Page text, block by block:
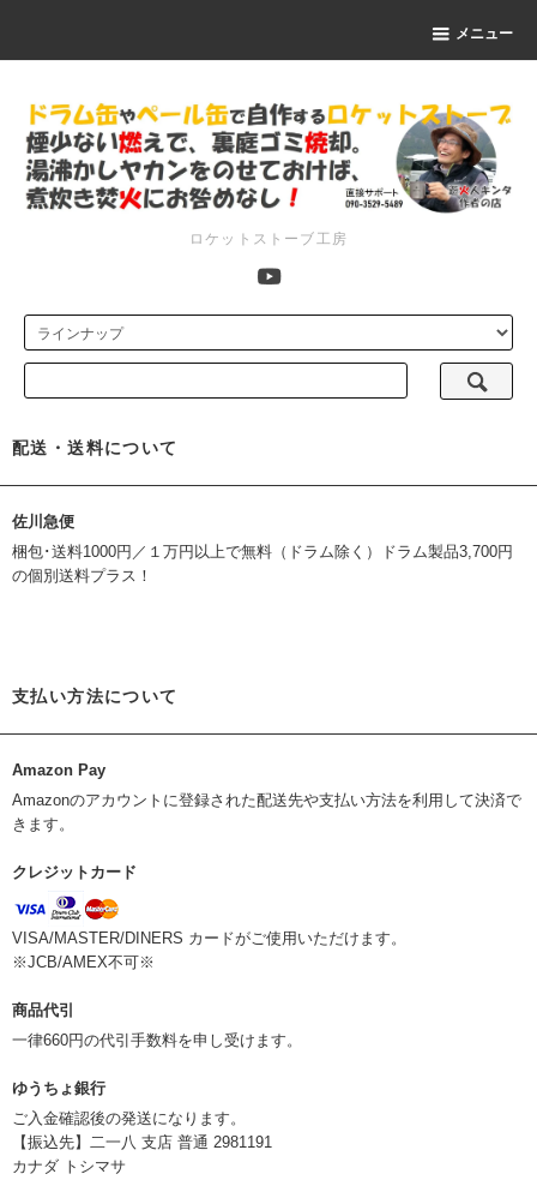
メニュー
ロケットストーブ工房
配送・送料について
佐川急便
梱包･送料1000円／１万円以上で無料（ドラム除く）ドラム製品3,700円
の個別送料プラス！
支払い方法について
Amazon Pay
Amazonのアカウントに登録された配送先や支払い方法を利用して決済で
きます。
クレジットカード
VISA/MASTER/DINERS カードがご使用いただけます。
※JCB/AMEX不可※
商品代引
一律660円の代引手数料を申し受けます。
ゆうちょ銀行
ご入金確認後の発送になります。
【振込先】二一八 支店 普通 2981191
カナダ トシマサ